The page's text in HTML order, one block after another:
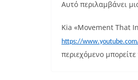
Αυτό περιλαμβάνει
Kia «Movement That
https://www.youtube.com
περιεχόμενο